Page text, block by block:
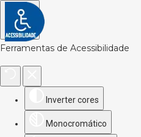
Ferramentas de Acessibilidade
Inverter cores
Monocromático